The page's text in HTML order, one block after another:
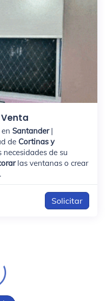
Santander|
de Cortinas y
de su
las ventanas o crear
Solicitar